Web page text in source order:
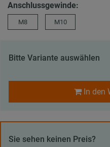
Anschlussgewinde:
M8 M10
Bitte Variante auswählen
In den
Sie sehen keinen Preis?